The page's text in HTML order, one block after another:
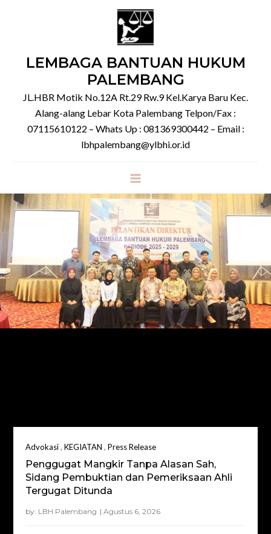
LEMBAGA BANTUAN HUKUM
PALEMBANG
JL.HBR Motik No.12A Rt.29 Rw.9 Kel.Karya Baru Kec.
Alang-alang Lebar Kota Palembang Telpon/Fax :
07115610122 – Whats Up : 081369300442 – Email :
lbhpalembang@ylbhi.or.id
Advokasi,KEGIATAN ,Press Release
Penggugat Mangkir Tanpa Alasan Sah,
Sidang Pembuktian dan Pemeriksaan Ahli
Tergugat Ditunda
by: LBH Palembang